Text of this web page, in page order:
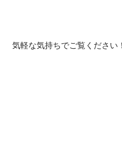
気軽な気持ちでご覧ください